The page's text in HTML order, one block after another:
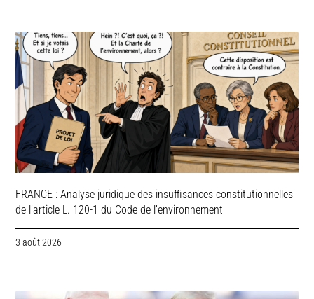
FRANCE : Analyse juridique des insuffisances constitutionnelles
de l’article L. 120-1 du Code de l’environnement
3 août 2026